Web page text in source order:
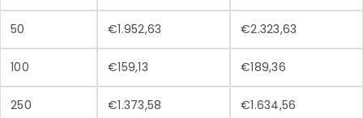
50 €1.952,63 €2.323,63
100 €159,13 €189,36
250 €1.373,58 €1.634,56